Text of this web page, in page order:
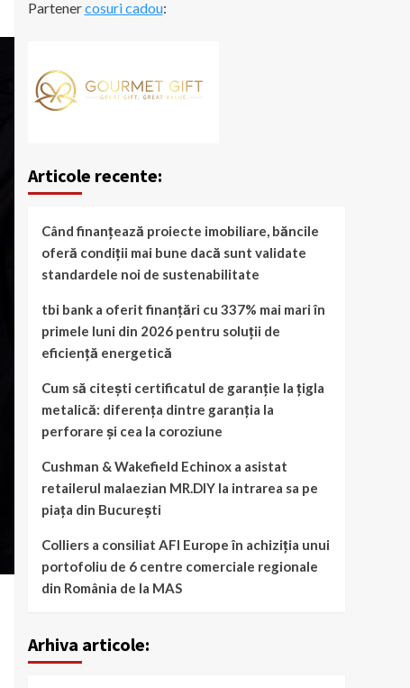
Partenercosuri cadou:
Articole recente:
Când finanțează proiecte imobiliare, băncile
oferă condiții mai bune dacă sunt validate
standardele noi de sustenabilitate
tbi bank a oferit finanțări cu 337% mai mari în
primele luni din 2026 pentru soluții de
eficiență energetică
Cum să citești certificatul de garanție la țigla
metalică: diferența dintre garanția la
perforare și cea la coroziune
Cushman & Wakefield Echinox a asistat
retailerul malaezian MR.DIY la intrarea sa pe
piața din București
Colliers a consiliat AFI Europe în achiziția unui
portofoliu de 6 centre comerciale regionale
din România de la MAS
Arhiva articole: